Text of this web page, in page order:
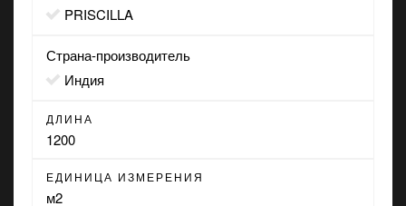
PRISCILLA
Страна-производитель
Индия
ДЛИНА
1200
ЕДИНИЦА ИЗМЕРЕНИЯ
м2